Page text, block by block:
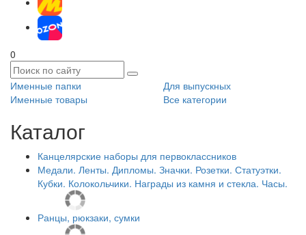
0
Именные папки
Для выпускных
Именные товары
Все категории
Каталог
Канцелярские наборы для первоклассников
Медали. Ленты. Дипломы. Значки. Розетки. Статуэтки.
Кубки. Колокольчики. Награды из камня и стекла. Часы.
Ранцы, рюкзаки, сумки